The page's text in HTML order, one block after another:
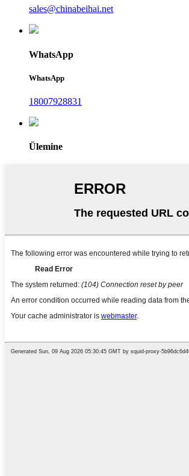
sales@chinabeihai.net
WhatsApp
WhatsApp
18007928831
Ülemine